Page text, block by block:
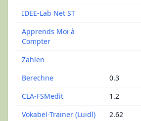
IDEE-Lab Net ST
Apprends Moi à
Compter
Zahlen
Berechne
0.3
CLA-FSMedit
1.2
Vokabel-Trainer (Luidl)
2.62